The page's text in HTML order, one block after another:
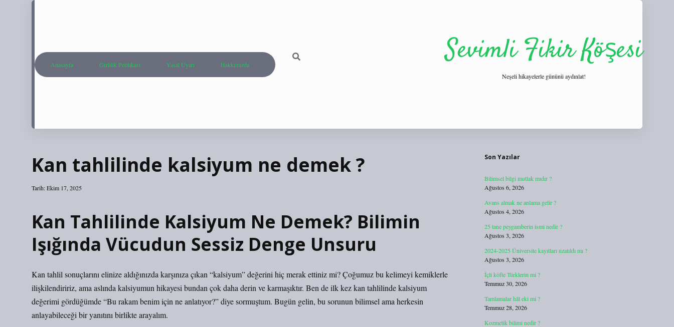
Anasayfa Gizlilik Politikası Yasal Uyarı Hakkımızda Sevimli Fikir Köşesi
Neşeli hikayelerle gününü aydınlat!
Kan tahlilinde kalsiyum ne demek ?
Tarih: Ekim 17, 2025
Kan Tahlilinde Kalsiyum Ne Demek? Bilimin
Işığında Vücudun Sessiz Denge Unsuru
Kan tahlil sonuçlarını elinize aldığınızda karşınıza çıkan “kalsiyum” değerini hiç merak ettiniz mi? Çoğumuz bu kelimeyi kemiklerle
ilişkilendiririz, ama aslında kalsiyumun hikayesi bundan çok daha derin ve karmaşıktır. Ben de ilk kez kan tahlilinde kalsiyum
değerimi gördüğümde “Bu rakam benim için ne anlatıyor?” diye sormuştum. Bugün gelin, bu sorunun bilimsel ama herkesin
anlayabileceği bir yanıtını birlikte arayalım.
Son Yazılar
Bilimsel bilgi mutlak mıdır ?
Ağustos 6, 2026
Avans almak ne anlama gelir ?
Ağustos 4, 2026
25 tane peygamberin ismi nedir ?
Ağustos 3, 2026
2024-2025 Üniversite kayıtları uzatıldı mı ?
Ağustos 3, 2026
İçli köfte Türklerin mi ?
Temmuz 30, 2026
Tamlamalar hâl eki mi ?
Temmuz 28, 2026
Kozmetik bilimi nedir ?